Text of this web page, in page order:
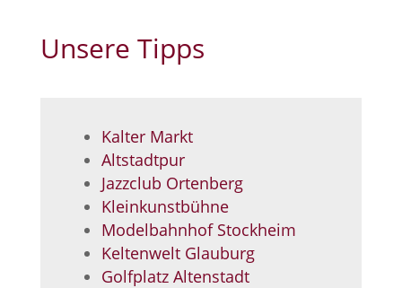
Unsere Tipps
Kalter Markt
Altstadtpur
Jazzclub Ortenberg
Kleinkunstbühne
Modelbahnhof Stockheim
Keltenwelt Glauburg
Golfplatz Altenstadt